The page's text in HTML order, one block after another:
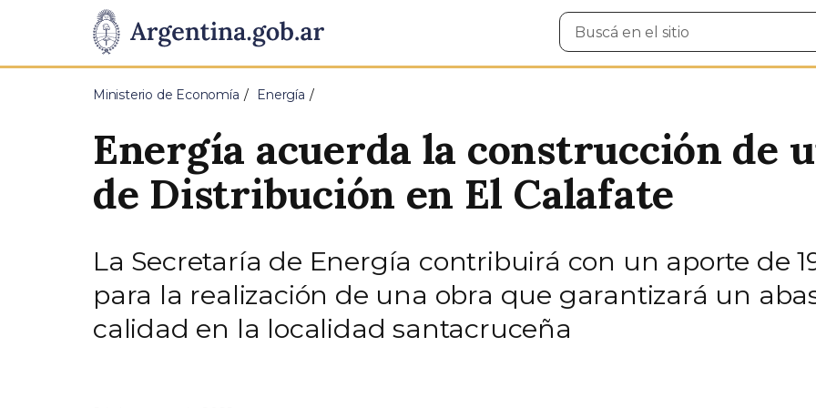
Presidencia
de
Pasar al contenido principal
Buscar
en
Ministerio de Economía Energía
Energía acuerda la construcción de
de Distribución en El Calafate
La Secretaría de Energía contribuirá con un aporte de
para la realización de una obra que garantizará un
calidad en la localidad santacruceña